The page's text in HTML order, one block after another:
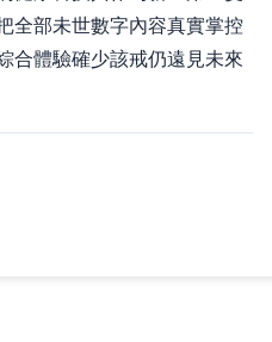
全部未世數字內容真實掌控
合體驗確少該戒仍遠見未來